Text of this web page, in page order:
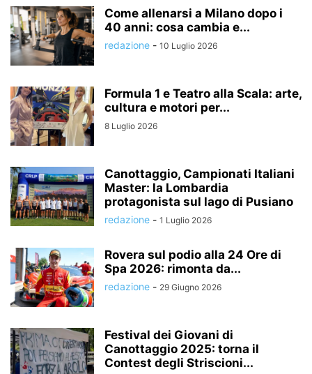
Come allenarsi a Milano dopo i
40 anni: cosa cambia e...
redazione - 10 Luglio 2026
Formula 1 e Teatro alla Scala: arte,
cultura e motori per...
8 Luglio 2026
Canottaggio, Campionati Italiani
Master: la Lombardia
protagonista sul lago di Pusiano
redazione - 1 Luglio 2026
Rovera sul podio alla 24 Ore di
Spa 2026: rimonta da...
redazione - 29 Giugno 2026
Festival dei Giovani di
Canottaggio 2025: torna il
Contest degli Striscioni...